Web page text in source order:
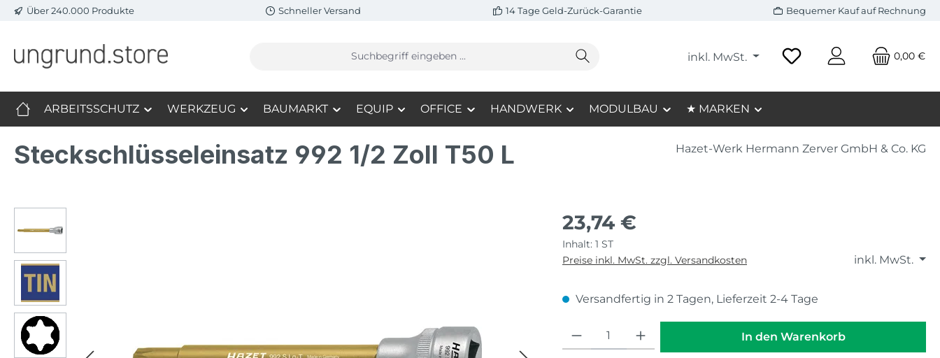
Hauptinhalt springen
Zur Suche springen
Zur Hauptnavigation springen
Über 240.000 Produkte Schneller Versand 14 Tage Geld-Zurück-Garantie Bequemer Kauf auf Rechnung
inkl. MwSt. 0,00 €
ARBEITSSCHUTZ WERKZEUG BAUMARKT EQUIP OFFICE HANDWERK MODULBAU ★ MARKEN
Steckschlüsseleinsatz 992 1/2 Zoll T50 L Hazet-Werk Hermann Zerver GmbH & Co. KG
23,74 €
Inhalt: 1 ST
inkl. MwSt.
Preise inkl. MwSt. zzgl. Versandkosten
Versandfertig in 2 Tagen, Lieferzeit 2-4 Tage
Produkt Anzahl: Gib den gewünschten Wert ein oder benutze die
In den Warenkorb